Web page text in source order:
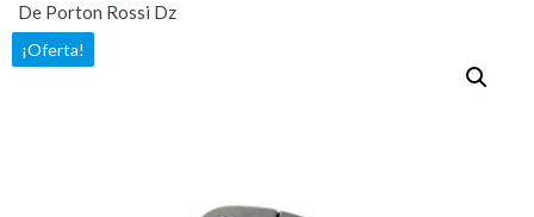
De Porton Rossi Dz
¡Oferta!